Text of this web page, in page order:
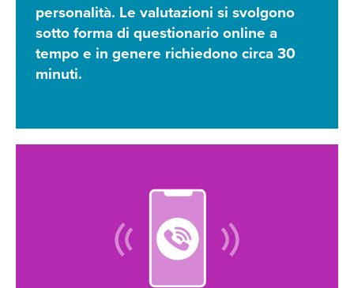
personalità. Le valutazioni si svolgono
sotto forma di questionario online a
tempo e in genere richiedono circa 30
minuti.